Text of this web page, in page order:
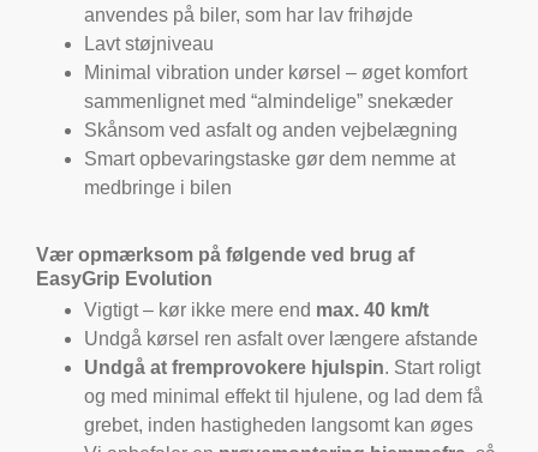
anvendes på biler, som har lav frihøjde
Lavt støjniveau
Minimal vibration under kørsel – øget komfort
sammenlignet med “almindelige” snekæder
Skånsom ved asfalt og anden vejbelægning
Smart opbevaringstaske gør dem nemme at
medbringe i bilen
Vær opmærksom på følgende ved brug af
EasyGrip Evolution
Vigtigt – kør ikke mere end max. 40 km/t
Undgå kørsel ren asfalt over længere afstande
Undgå at fremprovokere hjulspin. Start roligt
og med minimal effekt til hjulene, og lad dem få
grebet, inden hastigheden langsomt kan øges